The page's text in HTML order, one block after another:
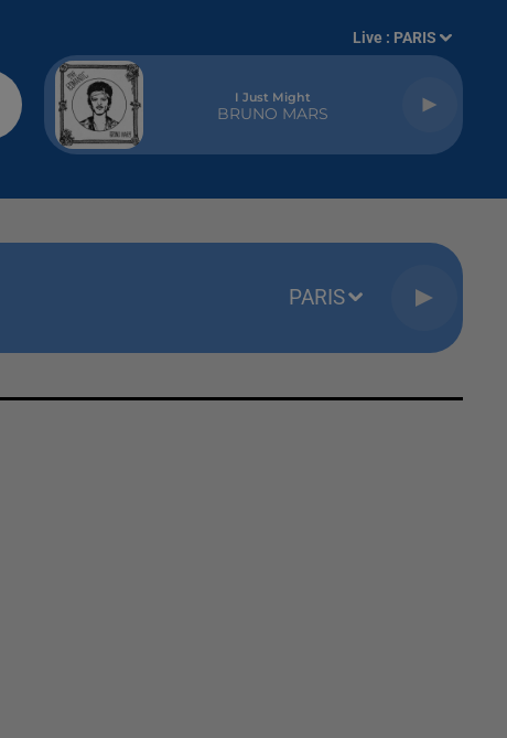
Live : PARIS
I Just Might
BRUNO MARS
PARIS